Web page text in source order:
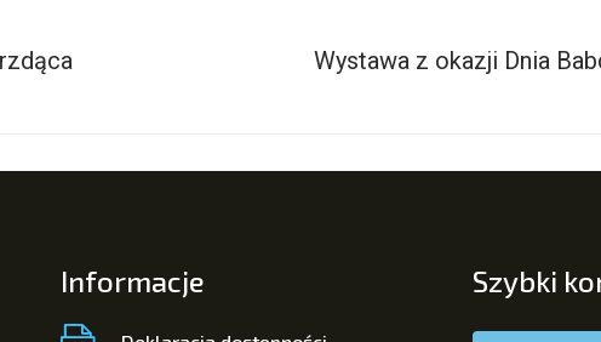
Wystawa z okazji Dnia
Informacje Szybki